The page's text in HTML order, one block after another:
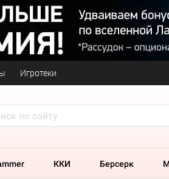
Игротеки
ККИ Берсерк